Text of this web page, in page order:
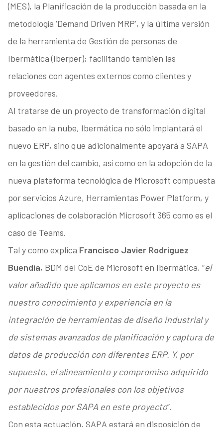
(MES), la Planificación de la producción basada en la
metodología ‘Demand Driven MRP’, y la última versión
de la herramienta de Gestión de personas de
Ibermática (Iberper); facilitando también las
relaciones con agentes externos como clientes y
proveedores.
Al tratarse de un proyecto de transformación digital
basado en la nube, Ibermática no sólo implantará el
nuevo ERP, sino que adicionalmente apoyará a SAPA
en la gestión del cambio, así como en la adopción de la
nueva plataforma tecnológica de Microsoft compuesta
por servicios Azure, Herramientas Power Platform, y
aplicaciones de colaboración Microsoft 365 como es el
caso de Teams.
Tal y como explica Francisco Javier Rodriguez
Buendía, BDM del CoE de Microsoft en Ibermática, “el
valor añadido que aplicamos en este proyecto es
nuestro conocimiento y experiencia en la
integración de herramientas de diseño industrial y
de sistemas avanzados de planificación y captura de
datos de producción con diferentes ERP. Y, por
supuesto, el alineamiento y compromiso adquirido
por nuestros profesionales con los objetivos
establecidos por SAPA en este proyecto”.
Con esta actuación, SAPA estará en disposición de